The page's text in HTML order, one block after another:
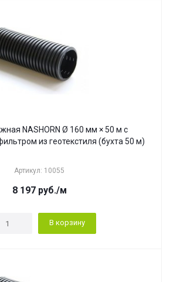
NASHORN Ø 160 мм × 50 м с
из геотекстиля (бухта 50 м)
Артикул: 10055
8 197руб./м
В корзину